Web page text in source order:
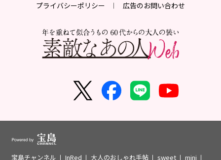
プライバシーポリシー
広告のお問い合わせ
宝島チャンネル InRed 大人のおしゃれ手帖 sweet mini